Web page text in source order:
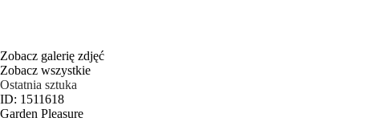
Zobacz galerię zdjęć
Zobacz wszystkie
Ostatnia sztuka
ID: 1511618
Garden Pleasure